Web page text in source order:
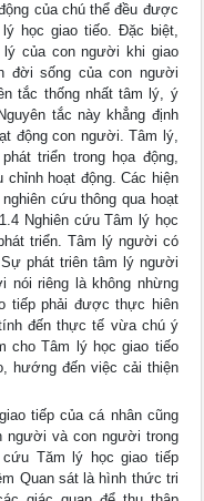
của chú thể đều được
học giao tiếo. Đặc biệt,
của con người khi giao
đời sống của con người
tắc thống nhất tâm lý, ý
tắc này khẳng định
động con người. Tâm lý,
triển trong họa động,
hoạt động. Các hiện
cứu thông qua hoạt
Nghiên cứu Tâm lý học
triển. Tâm lý người có
phát triên tâm lý người
nói riêng là không nhừng
tiếp phải được thực hiên
đến thực tế vừa chú ý
cho Tâm lý học giao tiếo
hướng đến việc cải thiện
tiếp của cá nhân cũng
người và con người trong
Tăm lý học giao tiếp
Quan sát là hình thức tri